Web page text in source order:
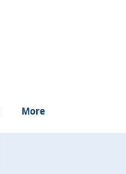
More